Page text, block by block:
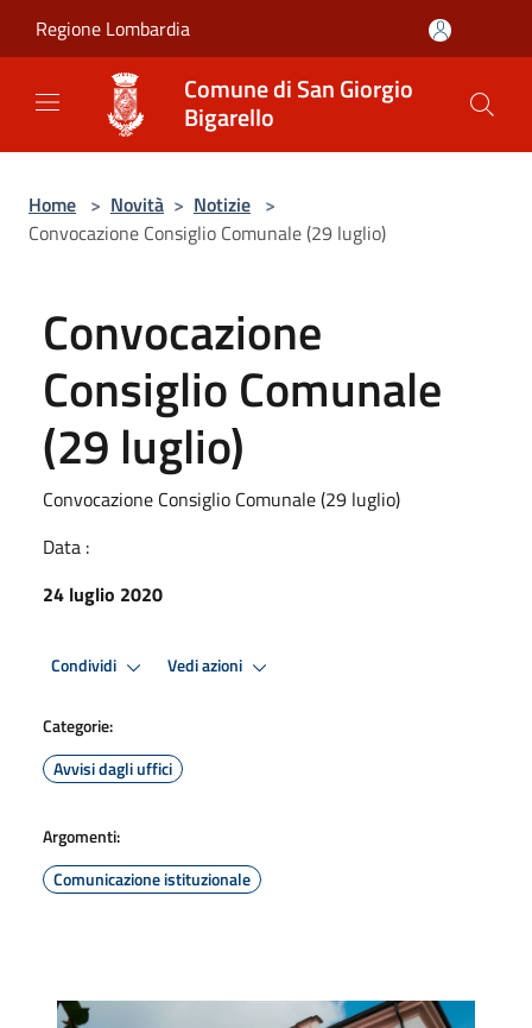
Regione Lombardia
Comune di San Giorgio
Bigarello
Home > Novità > Notizie >
Convocazione Consiglio Comunale (29 luglio)
Convocazione
Consiglio Comunale
(29 luglio)
Convocazione Consiglio Comunale (29 luglio)
Data :
24 luglio 2020
Condividi Vedi azioni
Categorie:
Avvisi dagli uffici
Argomenti:
Comunicazione istituzionale